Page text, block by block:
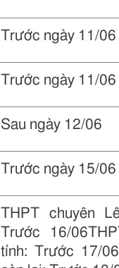
Trước ngày 11/06
Trước ngày 11/06
Sau ngày 12/06
Trước ngày 15/06
THPT chuyên
Trước 16/
tỉnh: Trước 17/